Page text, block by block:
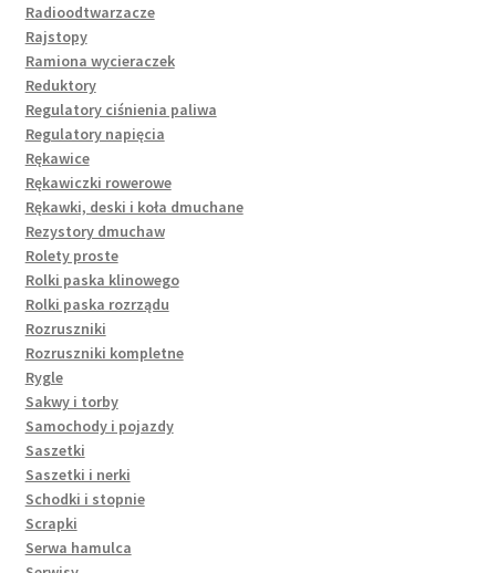
Radioodtwarzacze
Rajstopy
Ramiona wycieraczek
Reduktory
Regulatory ciśnienia paliwa
Regulatory napięcia
Rękawice
Rękawiczki rowerowe
Rękawki, deski i koła dmuchane
Rezystory dmuchaw
Rolety proste
Rolki paska klinowego
Rolki paska rozrządu
Rozruszniki
Rozruszniki kompletne
Rygle
Sakwy i torby
Samochody i pojazdy
Saszetki
Saszetki i nerki
Schodki i stopnie
Scrapki
Serwa hamulca